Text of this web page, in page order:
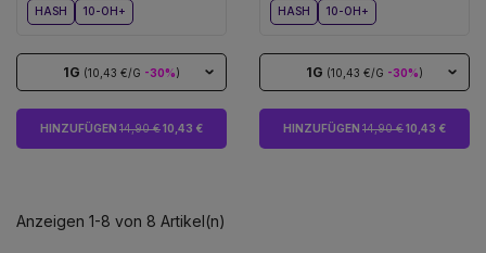
HASH 10-OH+
1G (10,43 €/G -30%)
HINZUFÜGEN 14,90 €10,43 €
HASH 10-OH+
1G (10,43 €/G -30%)
HINZUFÜGEN 14,90 €10,43 €
Anzeigen 1-8 von 8 Artikel(n)